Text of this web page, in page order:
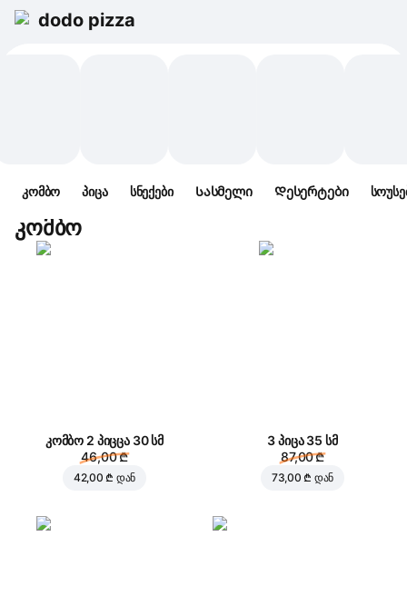
dodo pizza
კომბო პიცა სნექები Სასმელი Დესერტები
კომბო
კომბო 2 პიცცა 30 სმ
46,00 ₾
42,00 ₾ დან
3 პიცა 35 სმ
87,00 ₾
73,00 ₾ დან